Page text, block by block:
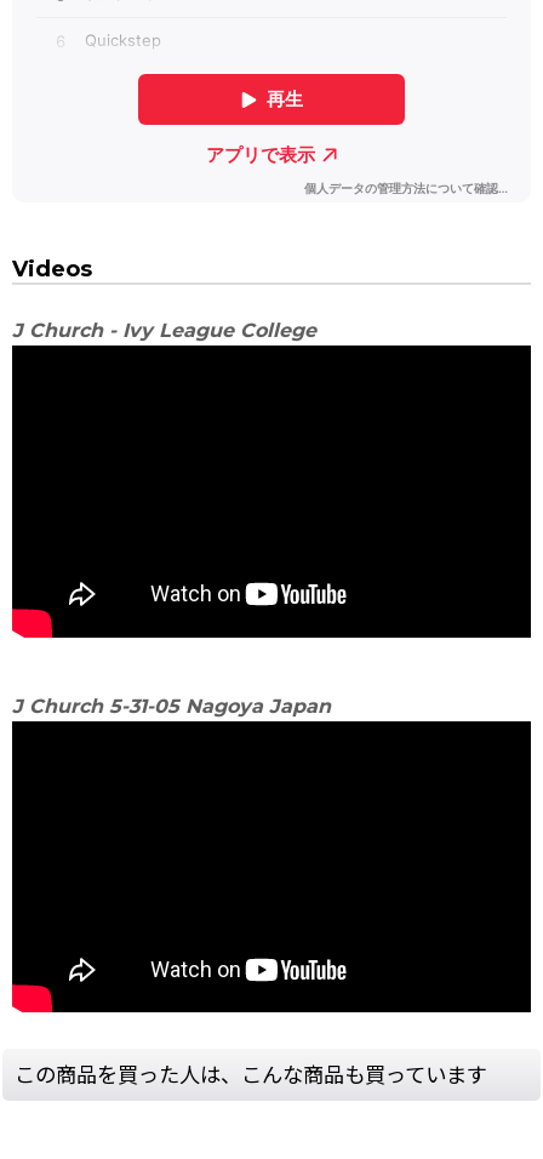
Videos
J Church - Ivy League College
J Church 5-31-05 Nagoya Japan
この商品を買った人は、こんな商品も買っています